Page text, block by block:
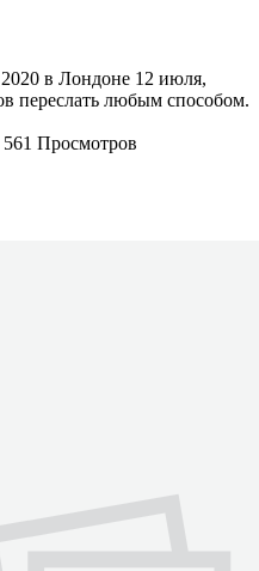
в Лондоне 12 июля,
переслать любым способом.
561 Просмотров